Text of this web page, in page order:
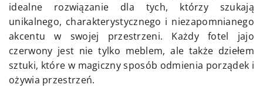
idealne rozwiązanie dla tych, którzy szukają
unikalnego, charakterystycznego i niezapomnianego
akcentu w swojej przestrzeni. Każdy fotel jajo
czerwony jest nie tylko meblem, ale także dziełem
sztuki, które w magiczny sposób odmienia porządek i
ożywia przestrzeń.